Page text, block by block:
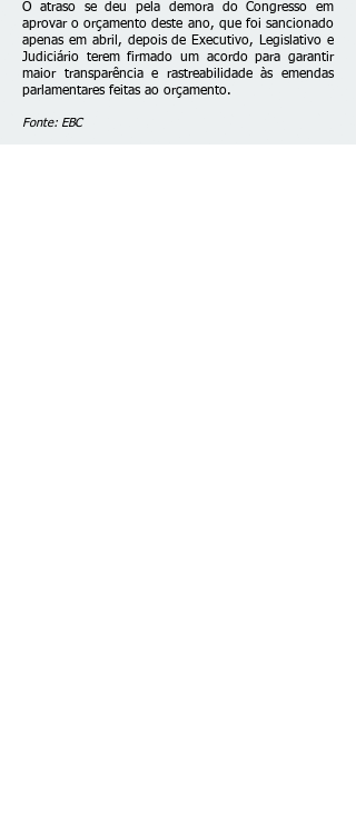
O atraso se deu pela demora do Congresso em
aprovar o orçamento deste ano, que foi sancionado
apenas em abril, depois de Executivo, Legislativo e
Judiciário terem firmado um acordo para garantir
maior transparência e rastreabilidade às emendas
parlamentares feitas ao orçamento.
Fonte: EBC